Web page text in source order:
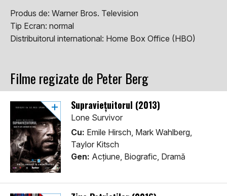
Produs de: Warner Bros. Television
Tip Ecran: normal
Distribuitorul international: Home Box Office (HBO)
Filme regizate de Peter Berg
Supraviețuitorul (2013)
Lone Survivor
Cu: Emile Hirsch, Mark Wahlberg,
Taylor Kitsch
Gen: Acţiune, Biografic, Dramă